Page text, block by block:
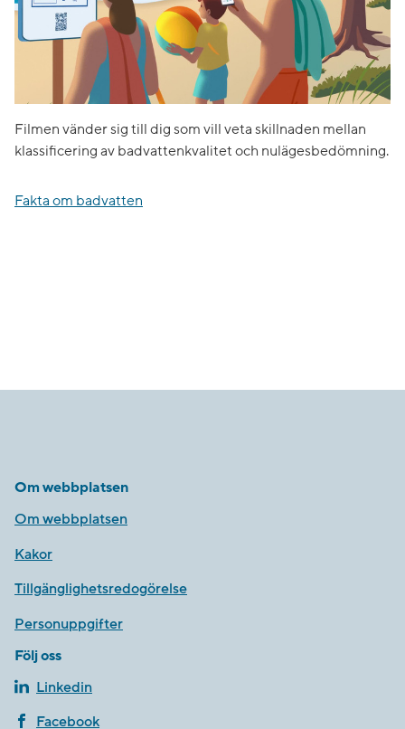
Filmen vänder sig till dig som vill veta skillnaden mellan
klassificering av badvattenkvalitet och nulägesbedömning.
Fakta om badvatten
Om webbplatsen
Om webbplatsen
Kakor
Tillgänglighetsredogörelse
Personuppgifter
Följ oss
Linkedin
Facebook